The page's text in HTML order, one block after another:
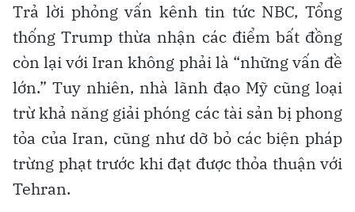
Trả lời phỏng vấn kênh tin tức NBC, Tổng
thống Trump thừa nhận các điểm bất đồng
còn lại với Iran không phải là “những vấn đề
lớn.” Tuy nhiên, nhà lãnh đạo Mỹ cũng loại
trừ khả năng giải phóng các tài sản bị phong
tỏa của Iran, cũng như dỡ bỏ các biện pháp
trừng phạt trước khi đạt được thỏa thuận với
Tehran.